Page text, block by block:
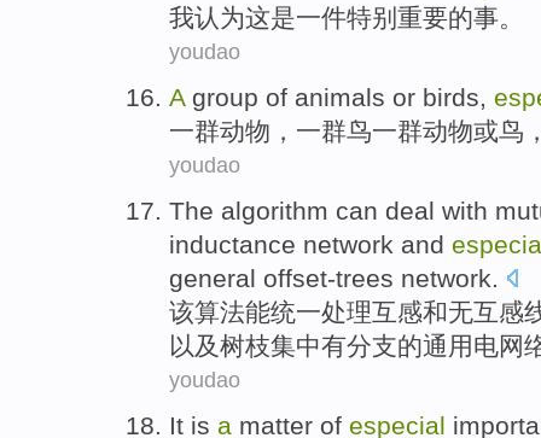
我认为这是一件特别 重要的事。
youdao
A group of animals or birds,
一群动物 ，一群鸟一群动物或鸟
youdao
The algorithm can deal with
inductance network and
general offset-trees network.
该算法能统一处理互感和无互感
以及树枝集中有分支的通用电网
youdao
It is a matter of especial